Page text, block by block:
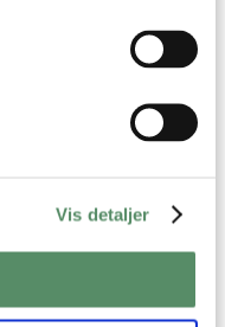
Vis detaljer